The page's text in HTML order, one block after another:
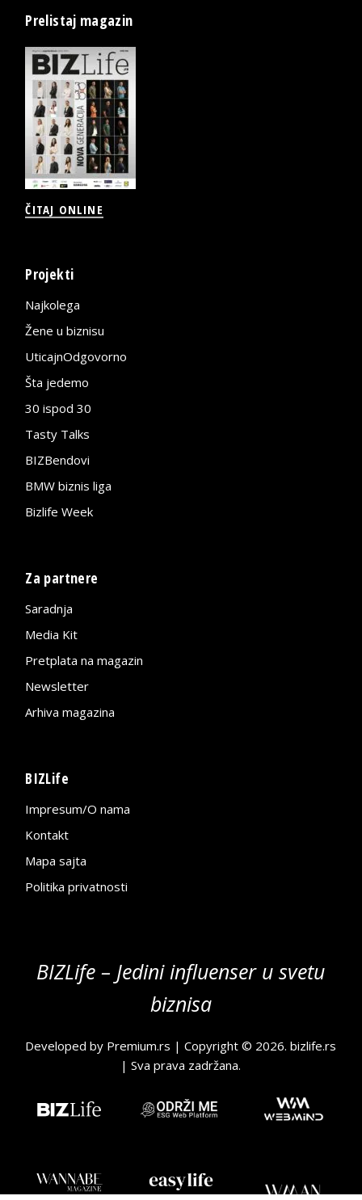
Prelistaj magazin
ČITAJ ONLINE
Projekti
Najkolega
Žene u biznisu
UticajnOdgovorno
Šta jedemo
30 ispod 30
Tasty Talks
BIZBendovi
BMW biznis liga
Bizlife Week
Za partnere
Saradnja
Media Kit
Pretplata na magazin
Newsletter
Arhiva magazina
BIZLife
Impresum/O nama
Kontakt
Mapa sajta
Politika privatnosti
BIZLife – Jedini influenser u svetu
biznisa
Developed by Premium.rs | Copyright © 2026.bizlife.rs
| Sva prava zadržana.